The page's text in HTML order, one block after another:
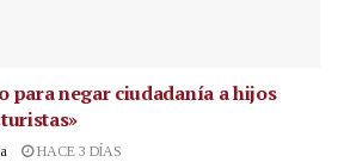
para negar ciudadanía a hijos
HACE 3 DÍAS